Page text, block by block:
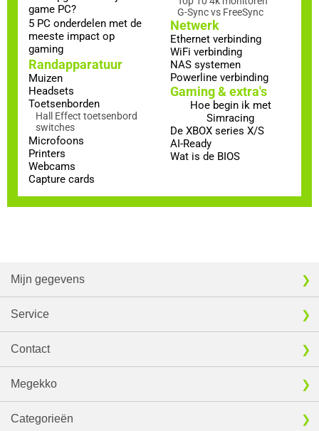
game PC?
5 PC onderdelen met de
meeste impact op
gaming
Randapparatuur
Muizen
Headsets
Toetsenborden
Hall Effect toetsenbord
switches
Microfoons
Printers
Webcams
Capture cards
G-Sync vs FreeSync
Netwerk
Ethernet verbinding
WiFi verbinding
NAS systemen
Powerline verbinding
Gaming & extra's
Hoe begin ik met
Simracing
De XBOX series X/S
AI-Ready
Wat is de BIOS
Mijn gegevens
Service
Contact
Megekko
Categorieën